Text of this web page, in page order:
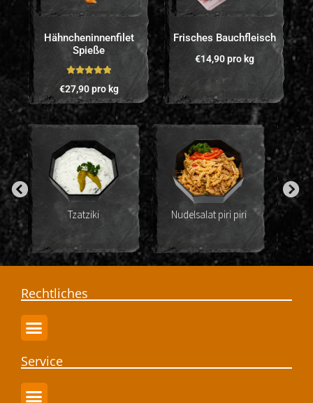
Hähncheninnenfilet
Spieße
Bewertet mit
5.00von 5
€27,90pro kg
Frisches Bauchfleisch
€14,90pro kg
Nudelsalat piri piri
Fleischsalat mit
Kräutern
Rechtliches
Service